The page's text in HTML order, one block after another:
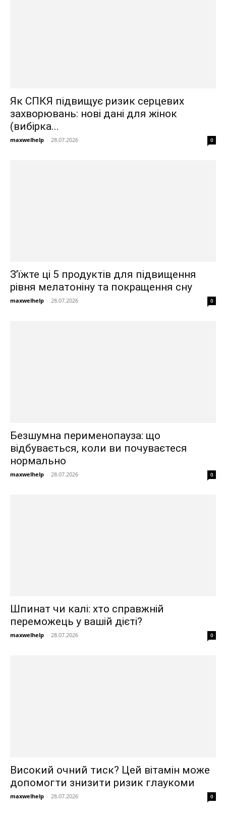
Як СПКЯ підвищує ризик серцевих
захворювань: нові дані для жінок
(вибірка...
maxwelhelp - 28.07.2026 0
З’їжте ці 5 продуктів для підвищення
рівня мелатоніну та покращення сну
maxwelhelp - 28.07.2026 0
Безшумна перименопауза: що
відбувається, коли ви почуваєтеся
нормально
maxwelhelp - 28.07.2026 0
Шпинат чи калі: хто справжній
переможець у вашій дієті?
maxwelhelp - 28.07.2026 0
Високий очний тиск? Цей вітамін може
допомогти знизити ризик глаукоми
maxwelhelp - 28.07.2026 0